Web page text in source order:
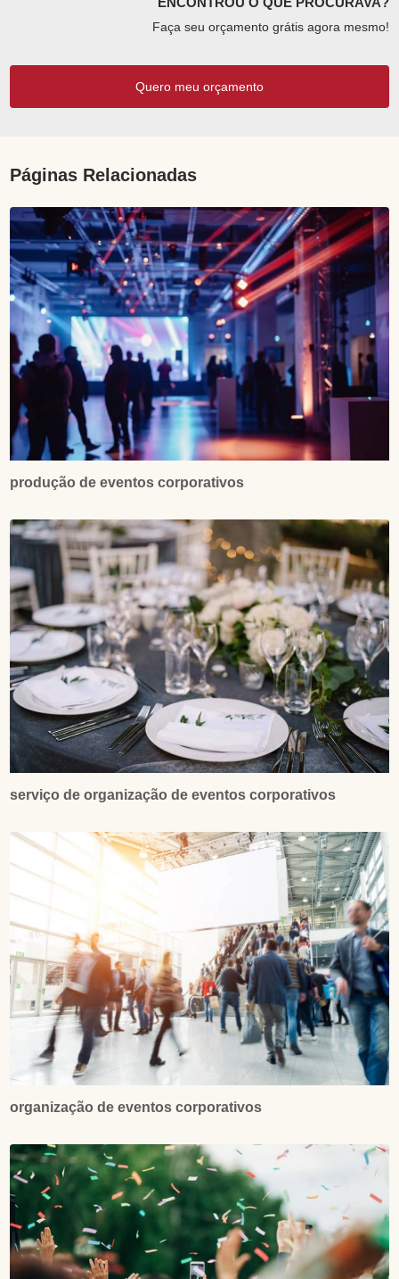
Faça seu orçamento grátis agora mesmo!
Quero meu orçamento
Páginas Relacionadas
produção de eventos corporativos
serviço de organização de eventos corporativos
organização de eventos corporativos